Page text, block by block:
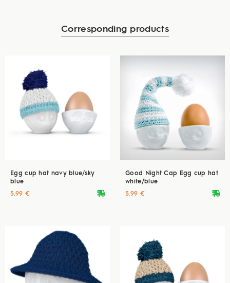
Corresponding products
Egg cup hat navy blue/sky
blue
deliveryvan
5.99 €
Good Night Cap Egg cup hat
white/blue
deliveryvan
5.99 €